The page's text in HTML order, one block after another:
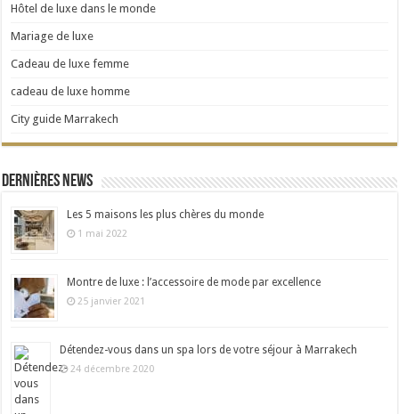
Hôtel de luxe dans le monde
Mariage de luxe
Cadeau de luxe femme
cadeau de luxe homme
City guide Marrakech
Dernières news
Les 5 maisons les plus chères du monde
1 mai 2022
Montre de luxe : l’accessoire de mode par excellence
25 janvier 2021
Détendez-vous dans un spa lors de votre séjour à Marrakech
24 décembre 2020